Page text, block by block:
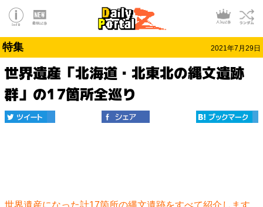
特集 2021年7月29日
世界遺産「北海道・北東北の縄文遺跡
群」の17箇所全巡り
世界遺産になった計17箇所の縄文遺跡をすべて紹介します